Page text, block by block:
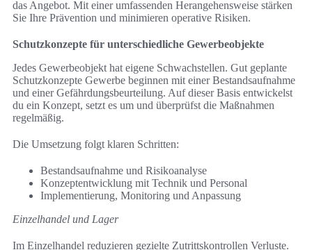
das Angebot. Mit einer umfassenden Herangehensweise stärken
Sie Ihre Prävention und minimieren operative Risiken.
Schutzkonzepte für unterschiedliche Gewerbeobjekte
Jedes Gewerbeobjekt hat eigene Schwachstellen. Gut geplante
Schutzkonzepte Gewerbe beginnen mit einer Bestandsaufnahme
und einer Gefährdungsbeurteilung. Auf dieser Basis entwickelst
du ein Konzept, setzt es um und überprüfst die Maßnahmen
regelmäßig.
Die Umsetzung folgt klaren Schritten:
Bestandsaufnahme und Risikoanalyse
Konzeptentwicklung mit Technik und Personal
Implementierung, Monitoring und Anpassung
Einzelhandel und Lager
Im Einzelhandel reduzieren gezielte Zutrittskontrollen Verluste.